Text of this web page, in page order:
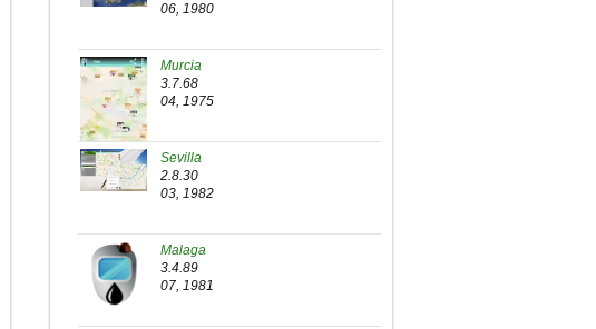
06, 1980
Murcia
3.7.68
04, 1975
Sevilla
2.8.30
03, 1982
Malaga
3.4.89
07, 1981